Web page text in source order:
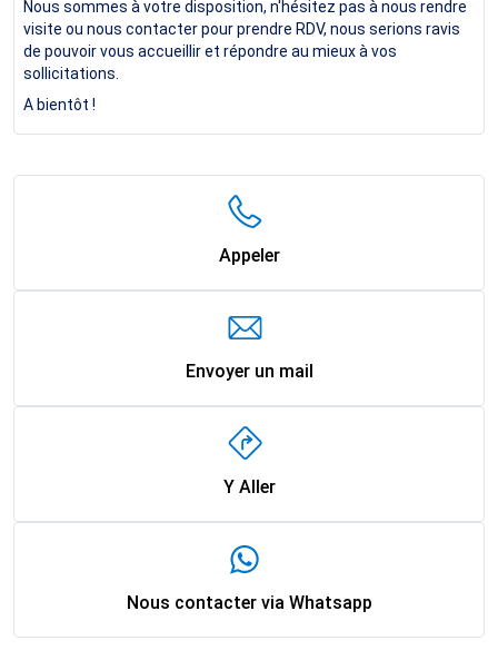
Nous sommes à votre disposition, n'hésitez pas à nous rendre
visite ou nous contacter pour prendre RDV, nous serions ravis
de pouvoir vous accueillir et répondre au mieux à vos
sollicitations.
A bientôt !
Appeler
Envoyer un mail
Y Aller
Nous contacter via Whatsapp